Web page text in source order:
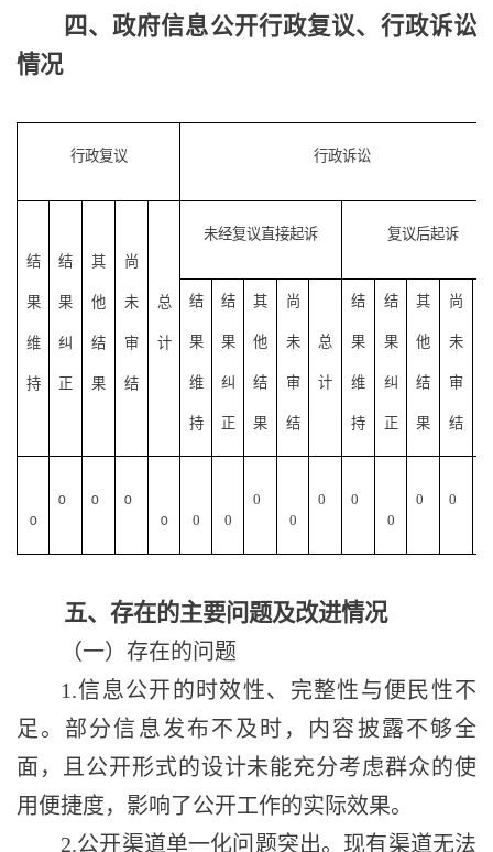
四、政府信息公开行政复议、行政诉讼
情况
行政复议 行政诉讼
结
果
维
持
结
果
纠
正
其
他
结
果
尚
未
审
结
总
计
未经复议直接起诉 复议后起诉
结
果
维
持
结
果
纠
正
其
他
结
果
尚
未
审
结
总
计
结
果
维
持
结
果
纠
正
其
他
结
果
尚
未
审
结
0
0 0
0
0
0 0
0
0
0
0
0
0 0
五、存在的主要问题及改进情况
（一）存在的问题
1.信息公开的时效性、完整性与便民性不
足。部分信息发布不及时，内容披露不够全
面，且公开形式的设计未能充分考虑群众的使
用便捷度，影响了公开工作的实际效果。
2.公开渠道单一化问题突出。现有渠道无法